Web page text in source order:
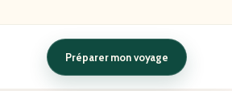
Préparer mon voyage